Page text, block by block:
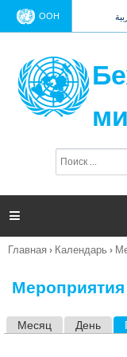
ООН
п
и

Вы
Главная › Календарь ›
Месяц День